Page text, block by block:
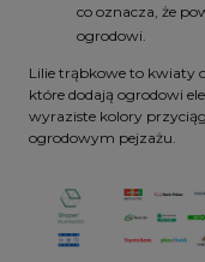
co oznacza, że
ogrodowi.
Lilie trąbkowe to kwiaty
które dodają ogrodowi
wyraziste kolory
ogrodowym pejzażu.